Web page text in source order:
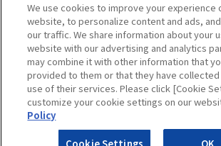
Copyright Alps System
rights reserved
ALSI 公式
ALSI 公式
We use cookies to improve your experience
website, to personalize content and ads,
our traffic. We share information about your
website with our advertising and analytics
may combine it with other information that
provided to them or that they have
use of their services. Please click [Cookie
customize your cookie settings on our
Policy